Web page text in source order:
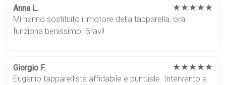
Anna L. ★★★★★
Mi hanno sostituito il motore della tapparella, ora
funziona benissimo. Bravi!
Giorgio F. ★★★★★
Eugenio tapparellista affidabile e puntuale. Intervento a